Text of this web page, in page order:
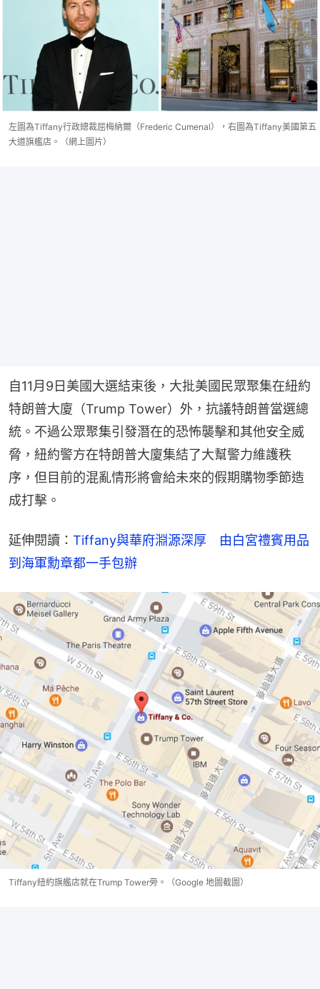
左圖為Tiffany行政總裁屈梅納爾（Frederic Cumenal），右圖為Tiffany美國第五
大道旗艦店。（網上圖片）
自11月9日美國大選結束後，大批美國民眾聚集在紐約
特朗普大廈（Trump Tower）外，抗議特朗普當選總
統。不過公眾聚集引發潛在的恐怖襲擊和其他安全威
脅，紐約警方在特朗普大廈集結了大幫警力維護秩
序，但目前的混亂情形將會給未來的假期購物季節造
成打擊。
延伸閱讀： Tiffany與華府淵源深厚　由白宮禮賓用品
到海軍勳章都一手包辦
Tiffany紐約旗艦店就在Trump Tower旁。（Google 地圖截圖）